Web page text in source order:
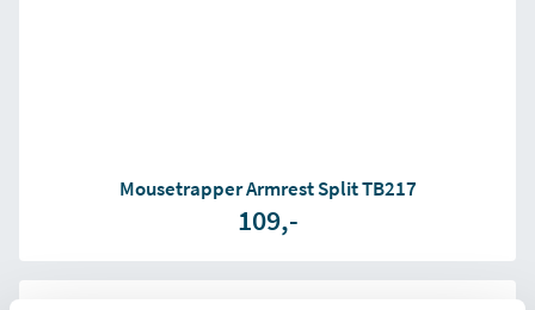
Mousetrapper Armrest Split TB217
109,-